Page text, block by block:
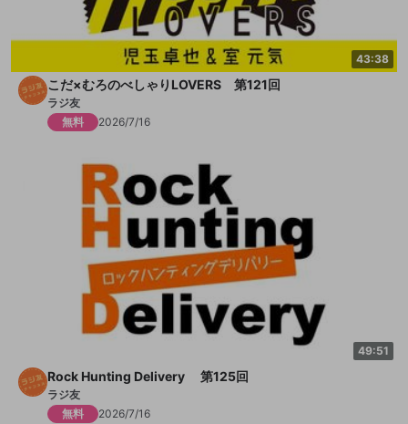
43:38
こだ×むろのべしゃりLOVERS 第121回
ラジ友
無料
2026/7/16
49:51
Rock Hunting Delivery 第125回
ラジ友
無料
2026/7/16